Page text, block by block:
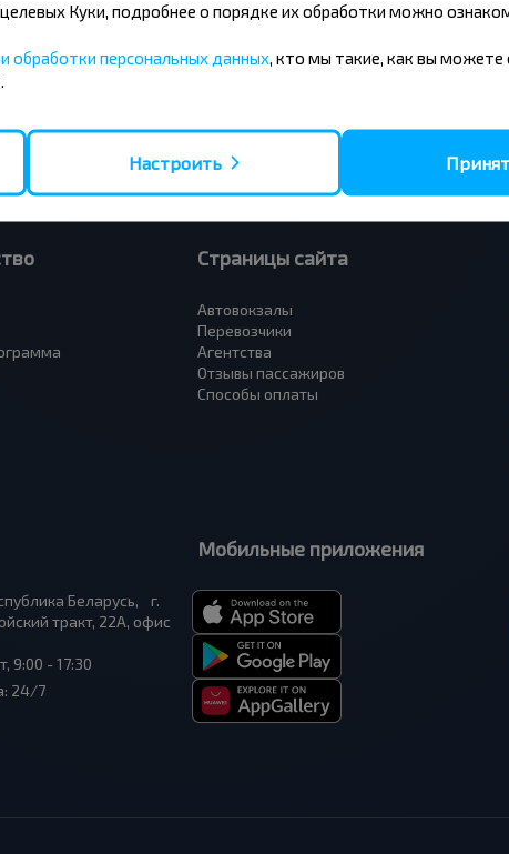
Пуща
Вильнюс - Минск
Полоцк - Рига
Минск - Варшава
Страницы сайта
Автовокзалы
Перевозчики
Агентства
Отзывы пассажиров
Способы оплаты
Беларусь, г.
тракт, 22А, офис
9:00 - 17:30
24/7
Мобильные приложения
Куки, подробнее о порядке их обработки можно
обработки персональных данных , кто мы такие, как вы можете
Настроить